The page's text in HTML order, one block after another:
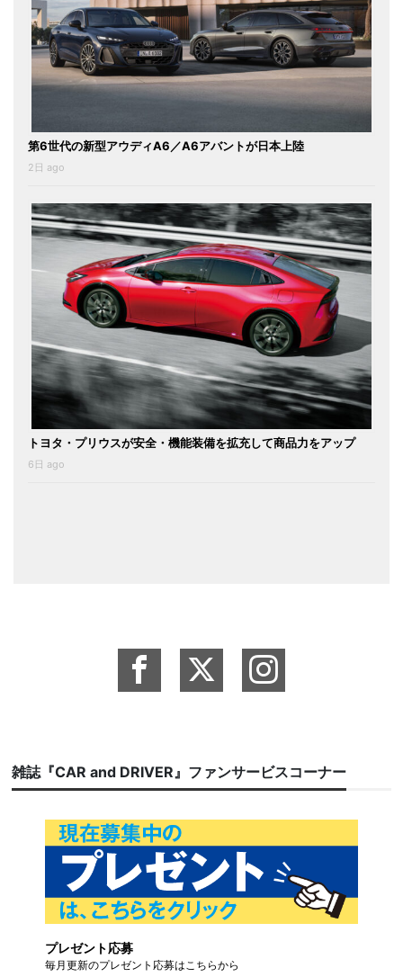
第6世代の新型アウディA6／A6アバントが日本上陸
2日 ago
トヨタ・プリウスが安全・機能装備を拡充して商品力をアップ
6日 ago
雑誌『CAR and DRIVER』ファンサービスコーナー
プレゼント応募
毎月更新のプレゼント応募はこちらから